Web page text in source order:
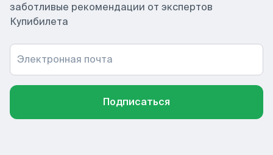
заботливые рекомендации от экспертов
Купибилета
Электронная почта
Подписаться